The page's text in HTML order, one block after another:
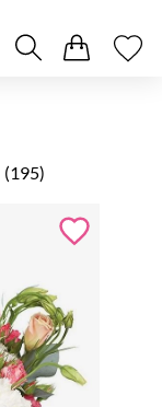
(195)